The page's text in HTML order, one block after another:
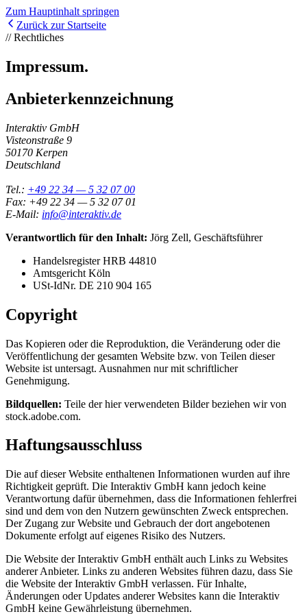
Zum Hauptinhalt springen
Zurück zur Startseite
// Rechtliches
Impressum.
Anbieterkennzeichnung
Interaktiv GmbH
Visteonstraße 9
50170 Kerpen
Deutschland
Tel.: +49 22 34 — 5 32 07 00
Fax: +49 22 34 — 5 32 07 01
E-Mail: info@interaktiv.de
Verantwortlich für den Inhalt: Jörg Zell, Geschäftsführer
Handelsregister HRB 44810
Amtsgericht Köln
USt-IdNr. DE 210 904 165
Copyright
Das Kopieren oder die Reproduktion, die Veränderung oder die
Veröffentlichung der gesamten Website bzw. von Teilen dieser
Website ist untersagt. Ausnahmen nur mit schriftlicher
Genehmigung.
Bildquellen: Teile der hier verwendeten Bilder beziehen wir von
stock.adobe.com.
Haftungsausschluss
Die auf dieser Website enthaltenen Informationen wurden auf ihre
Richtigkeit geprüft. Die Interaktiv GmbH kann jedoch keine
Verantwortung dafür übernehmen, dass die Informationen fehlerfrei
sind und dem von den Nutzern gewünschten Zweck entsprechen.
Der Zugang zur Website und Gebrauch der dort angebotenen
Dokumente erfolgt auf eigenes Risiko des Nutzers.
Die Website der Interaktiv GmbH enthält auch Links zu Websites
anderer Anbieter. Links zu anderen Websites führen dazu, dass Sie
die Website der Interaktiv GmbH verlassen. Für Inhalte,
Änderungen oder Updates anderer Websites kann die Interaktiv
GmbH keine Gewährleistung übernehmen.